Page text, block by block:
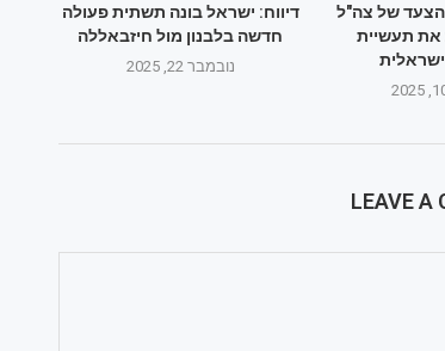
דיווח: ישראל בונה תשתית פעולה
חדשה בלבנון מול חיזבאללה
נובמבר 22, 2025
של צה"ל
את תעשיית
LEAVE A